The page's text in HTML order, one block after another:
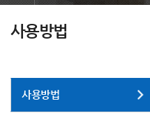
사용방법
사용방법